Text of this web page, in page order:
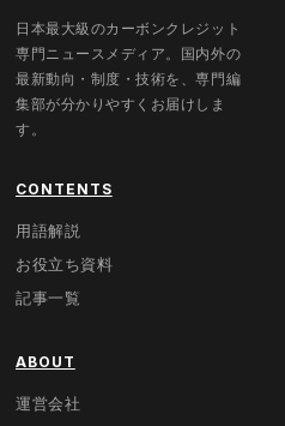
日本最大級のカーボンクレジット
専門ニュースメディア。国内外の
最新動向・制度・技術を、専門編
集部が分かりやすくお届けしま
す。
CONTENTS
用語解説
お役立ち資料
記事一覧
ABOUT
運営会社